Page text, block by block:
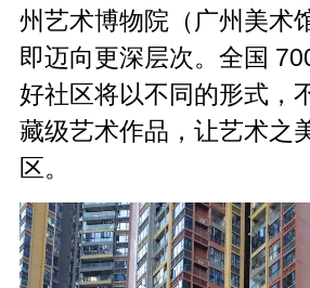
州艺术博物院（广州美术
即迈向更深层次。全国
好社区将以不同的形式，
藏级艺术作品，让艺术之
区。